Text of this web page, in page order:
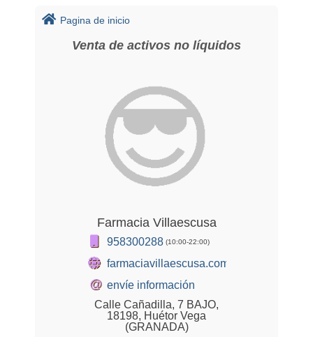
Pagina de inicio
Venta de activos no líquidos
Farmacia Villaescusa
958300288 (10:00-22:00)
farmaciavillaescusa.com
@ envíe información
Calle Cañadilla, 7 BAJO,
18198, Huétor Vega
(GRANADA)